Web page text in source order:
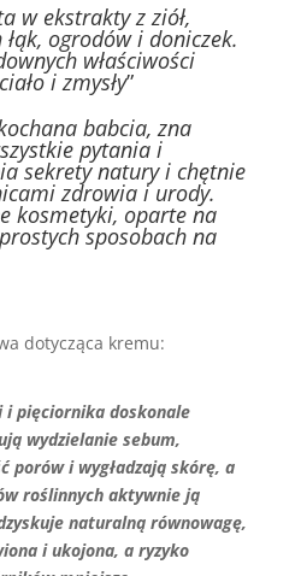
w ekstrakty z ziół,
ogrodów i doniczek.
właściwości
i zmysły”
babcia, zna
pytania i
sekrety natury i chętnie
zdrowia i urody.
kosmetyki, oparte na
sposobach na
dotycząca kremu:
i pięciornika doskonale
wydzielanie sebum,
porów i wygładzają skórę, a
roślinnych aktywnie ją
naturalną równowagę,
i ukojona, a ryzyko